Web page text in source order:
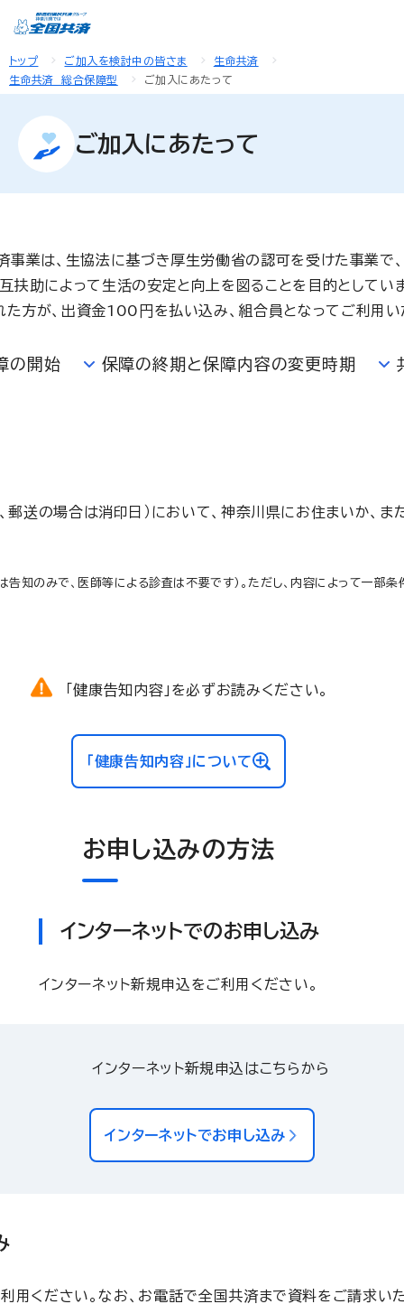
トップ ご加入を検討中の皆さま
生命共済
生命共済 総合保障型
ご加入にあたって
ご加入にあたって
事業は、生協法に基づき厚生労働省の認可を受けた事業で、
扶助によって生活の安定と向上を図ることを目的としてい
た方が、出資金100円を払い込み、組合員となってご利用い
の開始 保障の終期と保障内容の変更時期
郵送の場合は消印日）において、神奈川県にお住まいか
告知のみで、医師等による診査は不要です）。ただし、内容によって一
「健康告知内容」を必ずお読みください。
「健康告知内容」について
お申し込みの方法
インターネットでのお申し込み
インターネット新規申込をご利用ください。
インターネット新規申込はこちらから
インターネットでお申し込み
用ください。なお、お電話で全国共済まで資料をご請求い